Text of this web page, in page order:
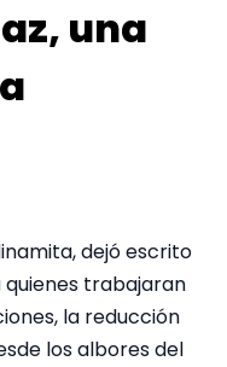
una
dejó escrito
trabajaran
la reducción
los albores del